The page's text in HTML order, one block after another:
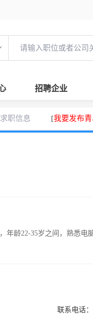
招聘企业
职信息 [我要发布
年龄22-35岁之间，熟悉
联系电话：